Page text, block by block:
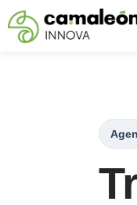
Saltar